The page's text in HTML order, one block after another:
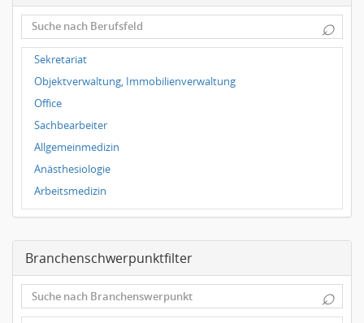
Dortmund
Wuppertal
Hallbergmoos
Würzburg
Grünwald
Ulm
Bielefeld
Hannover
Duisburg
⌕
Sekretariat
Objektverwaltung, Immobilienverwaltung
Office
Sachbearbeiter
Allgemeinmedizin
Anästhesiologie
Arbeitsmedizin
Augenheilkunde
Frauenheilkunde, Geburtshilfe
Hals-Nasen-Ohrenheilkunde
Hautkrankheiten, Geschlechtskrankheiten
Branchenschwerpunktfilter
⌕